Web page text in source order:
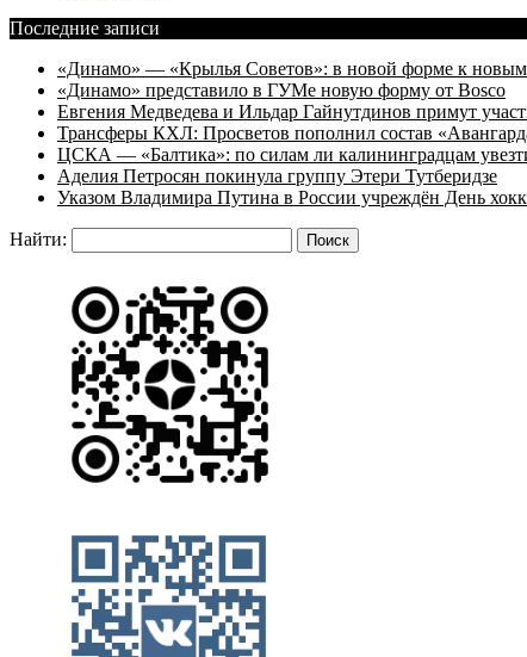
Последние записи
«Динамо» — «Крылья Советов»: в новой форме к
«Динамо» представило в ГУМе новую форму от Bosco
Евгения Медведева и Ильдар Гайнутдинов примут
Трансферы КХЛ: Просветов пополнил состав
ЦСКА — «Балтика»: по силам ли калининградцам
Аделия Петросян покинула группу Этери Тутберидзе
Указом Владимира Путина в России учреждён День
Найти: